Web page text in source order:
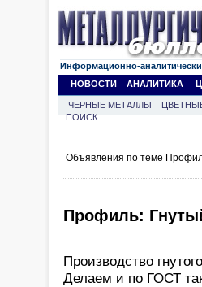
Информационно-
НОВОСТИ
АНАЛИТИКА
ЧЕРНЫЕ МЕТАЛЛЫ
ПОИСК
Объявления по теме
Профиль:
Производство
Делаем и по ГОСТ